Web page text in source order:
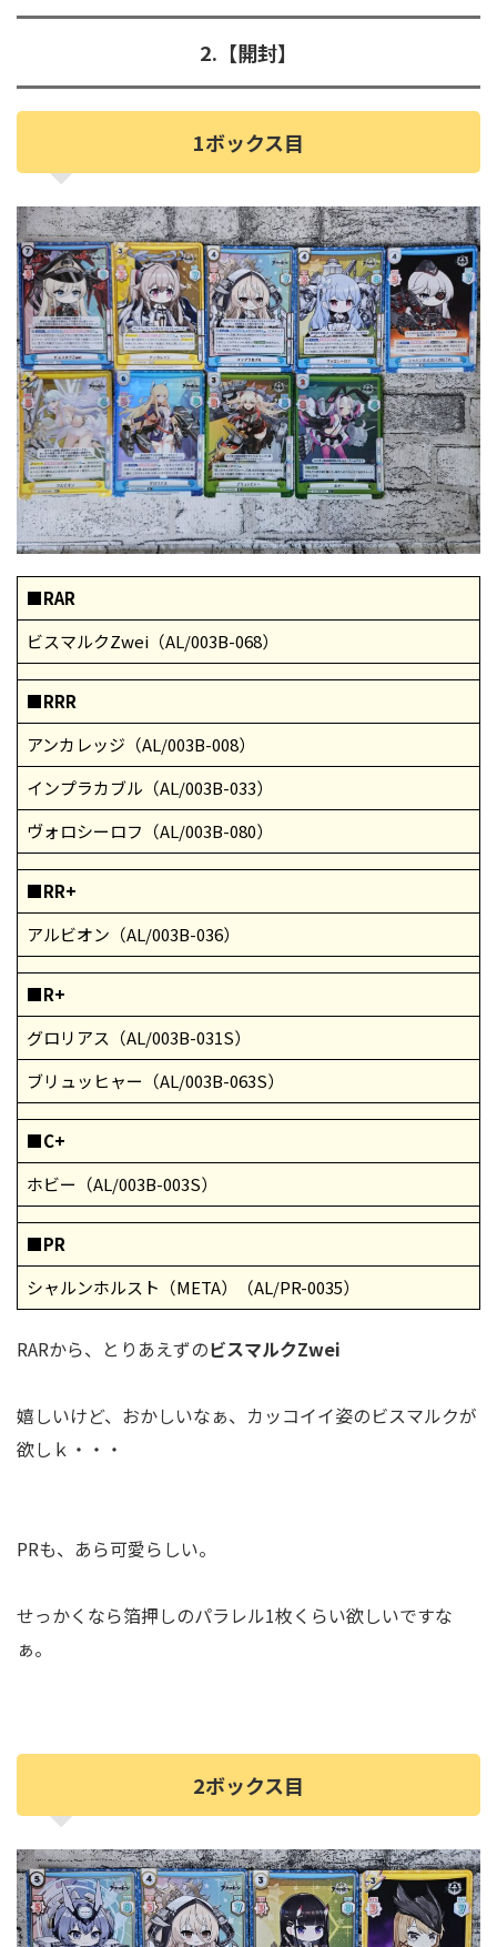
2.【開封】
1ボックス目
■RAR
ビスマルクZwei（AL/003B-068）
■RRR
アンカレッジ（AL/003B-008）
インプラカブル（AL/003B-033）
ヴォロシーロフ（AL/003B-080）
■RR+
アルビオン（AL/003B-036）
■R+
グロリアス（AL/003B-031S）
ブリュッヒャー（AL/003B-063S）
■C+
ホビー（AL/003B-003S）
■PR
シャルンホルスト（META）（AL/PR-0035）
RARから、とりあえずのビスマルクZwei
嬉しいけど、おかしいなぁ、カッコイイ姿のビスマルクが
欲しｋ・・・
PRも、あら可愛らしい。
せっかくなら箔押しのパラレル1枚くらい欲しいですな
ぁ。
2ボックス目